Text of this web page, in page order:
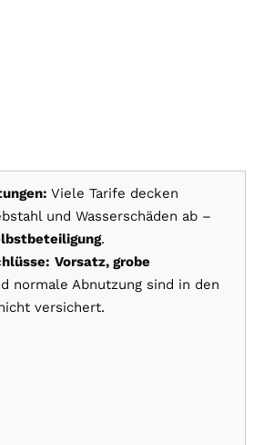
Viele Tarife decken
und Wasserschäden ab –
.
Vorsatz, grobe
normale Abnutzung sind in den
versichert.